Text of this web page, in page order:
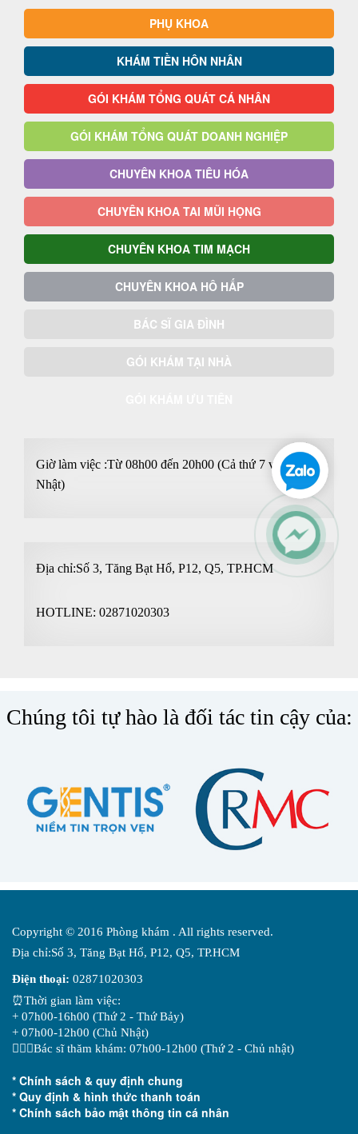
PHỤ KHOA
KHÁM TIỀN HÔN NHÂN
GÓI KHÁM TỔNG QUÁT CÁ NHÂN
GÓI KHÁM TỔNG QUÁT DOANH NGHIỆP
CHUYÊN KHOA TIÊU HÓA
CHUYÊN KHOA TAI MŨI HỌNG
CHUYÊN KHOA TIM MẠCH
CHUYÊN KHOA HÔ HẤP
BÁC SĨ GIA ĐÌNH
GÓI KHÁM TẠI NHÀ
Giờ làm việc :Từ 08h00 đến 20h00 (Cả thứ 7 và Chủ
Nhật)
Địa chỉ:Số 3, Tăng Bạt Hổ, P12, Q5, TP.HCM
HOTLINE: 02871020303
Chúng tôi tự hào là đối tác tin cậy của:
Copyright © 2016 Phòng khám . All rights reserved.
Địa chỉ:Số 3, Tăng Bạt Hổ, P12, Q5, TP.HCM
Điện thoại: 02871020303
⏰Thời gian làm việc:
+ 07h00-16h00 (Thứ 2 - Thứ Bảy)
+ 07h00-12h00 (Chủ Nhật)
👨🏻‍⚕️Bác sĩ thăm khám: 07h00-12h00 (Thứ 2 - Chủ nhật)
* Chính sách & quy định chung
* Quy định & hình thức thanh toán
* Chính sách bảo mật thông tin cá nhân